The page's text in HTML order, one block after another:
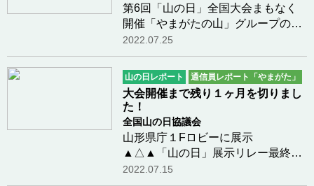
第6回「山の日」全国大会まもなく
開催「やまがたの山」グループのメ
ンバー池田郁太郎（山形県）さんの
レポートをご紹介します。第6回
「山の日」全国大会ももうまもなく
ですね。8月を間近にひかえ連日
30℃を超える暑い日が続…つづきを
読む
2022.07.25
山の日レポート 通信員レポート「やまがた」
大会開催まで残り１ヶ月を切りまし
た！
全国山の日協議会
山形県庁１Fロビーに展示
▲△▲「山の日」展示リレー最終展
示▲△▲ 【展示期間：７月１２日
（火）～大会開催まで】大会開催ま
2022.07.15